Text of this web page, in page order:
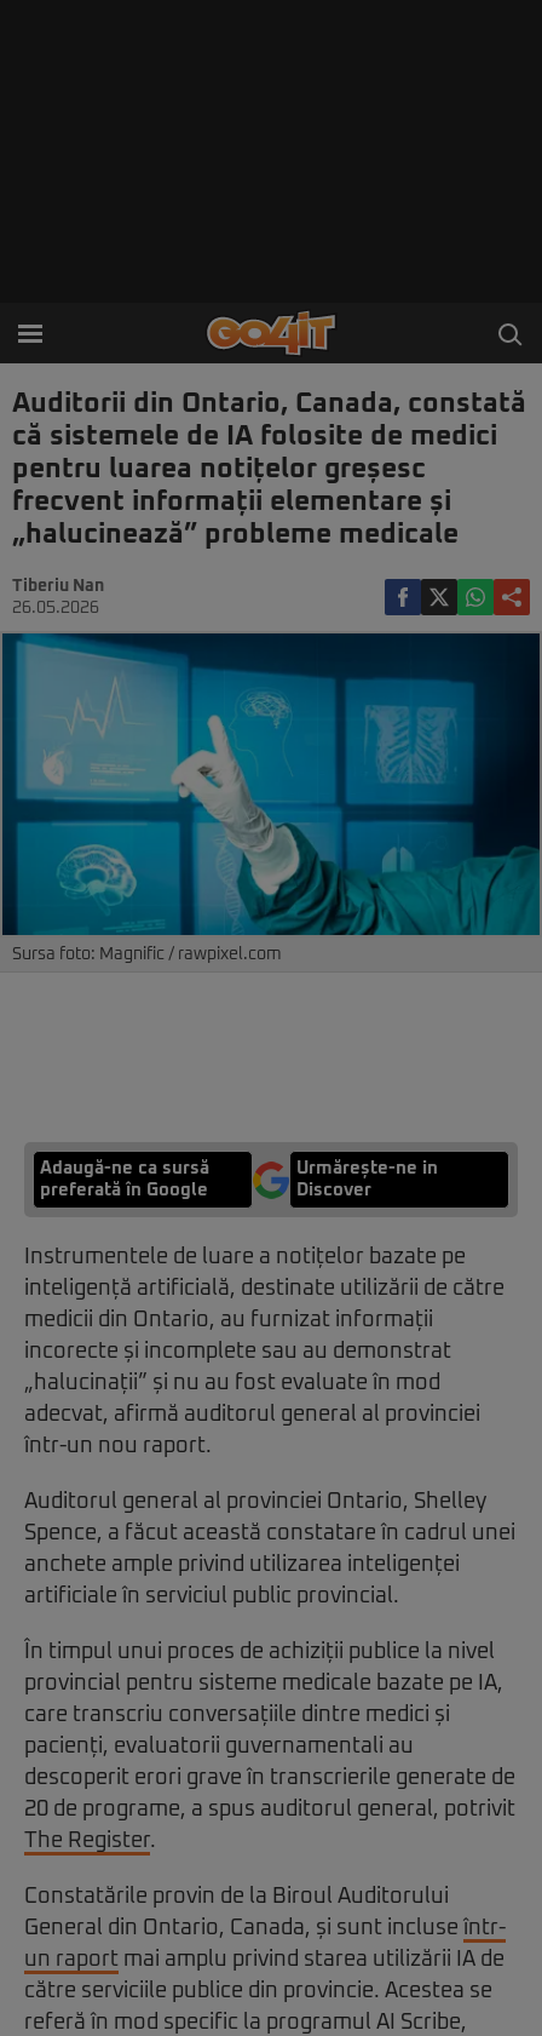
Auditorii din Ontario, Canada, constată
că sistemele de IA folosite de medici
pentru luarea notițelor greșesc
frecvent informații elementare și
„halucinează” probleme medicale
Tiberiu Nan
26.05.2026
Sursa foto: Magnific / rawpixel.com
Adaugă-ne ca sursă
preferată în Google
Urmărește-ne in
Discover
Instrumentele de luare a notițelor bazate pe
inteligență artificială, destinate utilizării de către
medicii din Ontario, au furnizat informații
incorecte și incomplete sau au demonstrat
„halucinații” și nu au fost evaluate în mod
adecvat, afirmă auditorul general al provinciei
într-un nou raport.
Auditorul general al provinciei Ontario, Shelley
Spence, a făcut această constatare în cadrul unei
anchete ample privind utilizarea inteligenței
artificiale în serviciul public provincial.
În timpul unui proces de achiziții publice la nivel
provincial pentru sisteme medicale bazate pe IA,
care transcriu conversațiile dintre medici și
pacienți, evaluatorii guvernamentali au
descoperit erori grave în transcrierile generate de
20 de programe, a spus auditorul general, potrivit
The Register.
Constatările provin de la Biroul Auditorului
General din Ontario, Canada, și sunt incluse într-
un raport mai amplu privind starea utilizării IA de
către serviciile publice din provincie. Acestea se
referă în mod specific la programul AI Scribe,